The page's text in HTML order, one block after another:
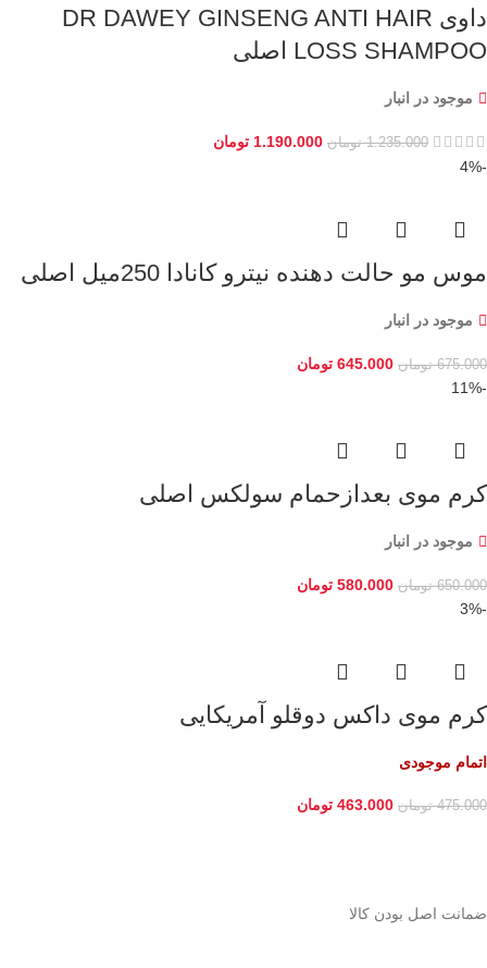
داوی DR DAWEY GINSENG ANTI HAIR
LOSS SHAMPOO اصلی
موجود در انبار
1.235.000 تومان 1.190.000 تومان
-4%
موس مو حالت دهنده نیترو کانادا 250میل اصلی
موجود در انبار
675.000 تومان 645.000 تومان
-11%
کرم موی بعدازحمام سولکس اصلی
موجود در انبار
650.000 تومان 580.000 تومان
-3%
کرم موی داکس دوقلو آمریکایی
اتمام موجودی
475.000 تومان 463.000 تومان
ﺿﻤﺎﻧﺖ اﺻﻞ ﺑﻮدن ﮐﺎﻟﺎ